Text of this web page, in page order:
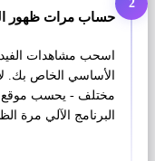
2
حساب مرات ظهور
اسحب مشاهدات
الأساسي الخاص بك.
البرنامج الآلي مرة